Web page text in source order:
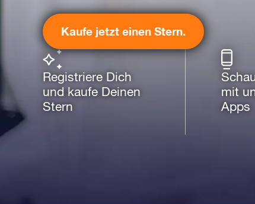
Kaufe jetzt einen Stern.
Registriere Dich
und kaufe Deinen
Stern
mit
Apps